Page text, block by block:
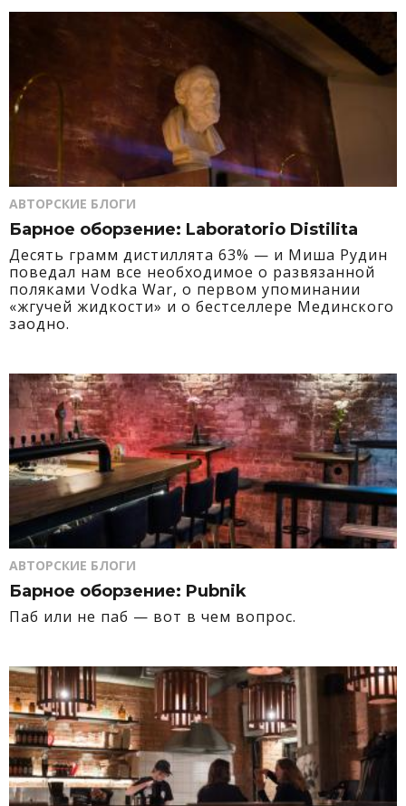
АВТОРСКИЕ БЛОГИ
Барное оборзение: Laboratorio Distilita
Десять грамм дистиллята 63% — и Миша Рудин
поведал нам все необходимое о развязанной
поляками Vodka War, о первом упоминании
«жгучей жидкости» и о бестселлере Мединского
заодно.
АВТОРСКИЕ БЛОГИ
Барное оборзение: Pubnik
Паб или не паб — вот в чем вопрос.